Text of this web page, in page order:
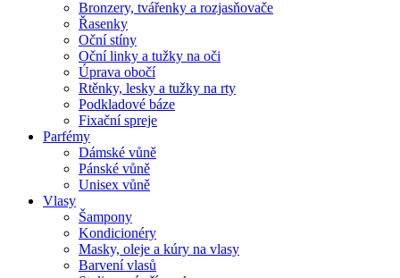
Bronzery, tvářenky a rozjasňovače
Řasenky
Oční stíny
Oční linky a tužky na oči
Úprava obočí
Rtěnky, lesky a tužky na rty
Podkladové báze
Fixační spreje
Parfémy
Dámské vůně
Pánské vůně
Unisex vůně
Vlasy
Šampony
Kondicionéry
Masky, oleje a kúry na vlasy
Barvení vlasů